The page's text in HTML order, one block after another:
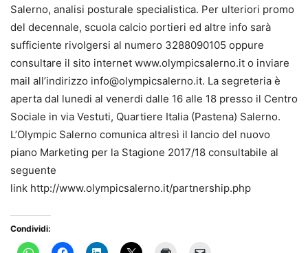
Salerno, analisi posturale specialistica. Per ulteriori promo
del decennale, scuola calcio portieri ed altre info sarà
sufficiente rivolgersi al numero 3288090105 oppure
consultare il sito internet www.olympicsalerno.it o inviare
mail all’indirizzo info@olympicsalerno.it. La segreteria è
aperta dal lunedi al venerdi dalle 16 alle 18 presso il Centro
Sociale in via Vestuti, Quartiere Italia (Pastena) Salerno.
L’Olympic Salerno comunica altresì il lancio del nuovo
piano Marketing per la Stagione 2017/18 consultabile al
seguente
link http://www.olympicsalerno.it/partnership.php
Condividi: